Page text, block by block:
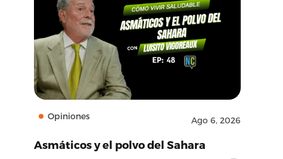
Opiniones Ago 6, 2026
Asmáticos y el polvo del Sahara